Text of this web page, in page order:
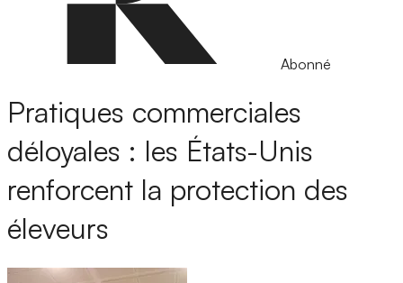
Abonné
Pratiques commerciales
déloyales : les États-Unis
renforcent la protection des
éleveurs